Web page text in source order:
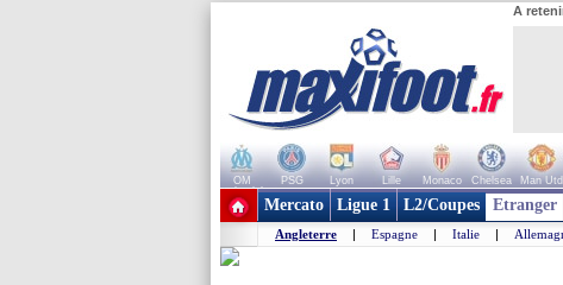
A
OM PSG Lyon Lille Monaco Chelsea Man Utd
+ de clubs
Mercato Ligue 1 L2/Coupes Etranger
Angleterre | Espagne | Italie |